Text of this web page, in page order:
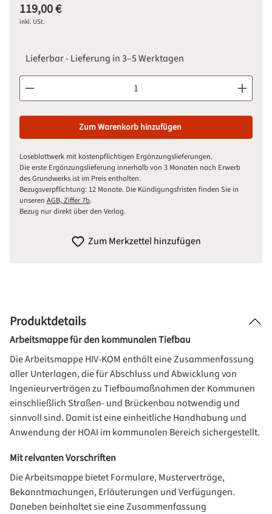
119,00 €
inkl. USt.
Lieferbar - Lieferung in 3–5 Werktagen
Produkt Anzahl: Gib den gewünschten Wert ein oder
Zum Warenkorb hinzufügen
Loseblattwerk mit kostenpflichtigen Ergänzungslieferungen.
Die erste Ergänzungslieferung innerhalb von 3 Monaten nach Erwerb
des Grundwerks ist im Preis enthalten.
Bezugsverpflichtung: 12 Monate. Die Kündigungsfristen finden Sie in
unseren AGB, Ziffer 7b.
Bezug nur direkt über den Verlag.
Zum Merkzettel hinzufügen
Produktdetails
Arbeitsmappe für den kommunalen Tiefbau
Die Arbeitsmappe HIV-KOM enthält eine Zusammenfassung
aller Unterlagen, die für Abschluss und Abwicklung von
Ingenieurverträgen zu Tiefbaumaßnahmen der Kommunen
einschließlich Straßen- und Brückenbau notwendig und
sinnvoll sind. Damit ist eine einheitliche Handhabung und
Anwendung der HOAI im kommunalen Bereich sichergestellt.
Mit relvanten Vorschriften
Die Arbeitsmappe bietet Formulare, Musterverträge,
Bekanntmachungen, Erläuterungen und Verfügungen.
Daneben beinhaltet sie eine Zusammenfassung